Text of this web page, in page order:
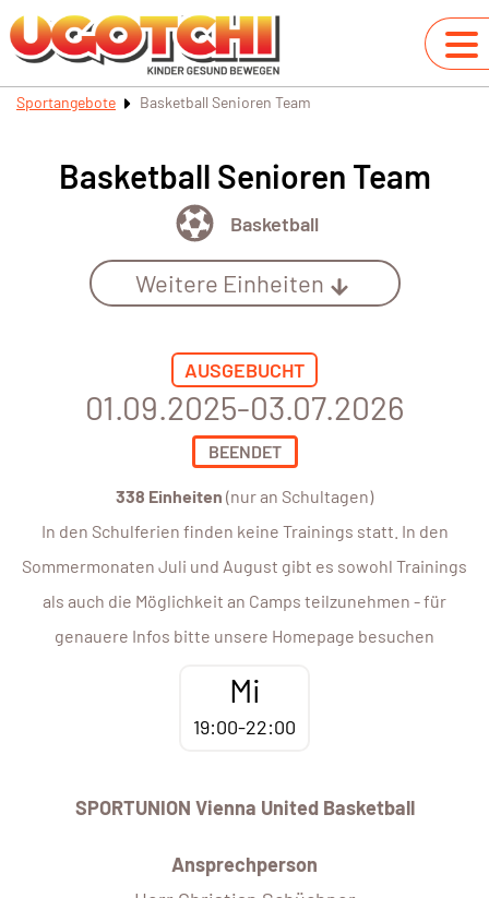
Sportangebote Basketball Senioren Team
Basketball Senioren Team
Basketball
Weitere Einheiten
AUSGEBUCHT
01.09.2025-03.07.2026
BEENDET
338 Einheiten (nur an Schultagen)
In den Schulferien finden keine Trainings statt. In den
Sommermonaten Juli und August gibt es sowohl Trainings
als auch die Möglichkeit an Camps teilzunehmen - für
genauere Infos bitte unsere Homepage besuchen
Mi
19:00-22:00
SPORTUNION Vienna United Basketball
Ansprechperson